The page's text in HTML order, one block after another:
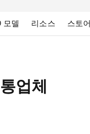
모델 리소스 스토어
업체